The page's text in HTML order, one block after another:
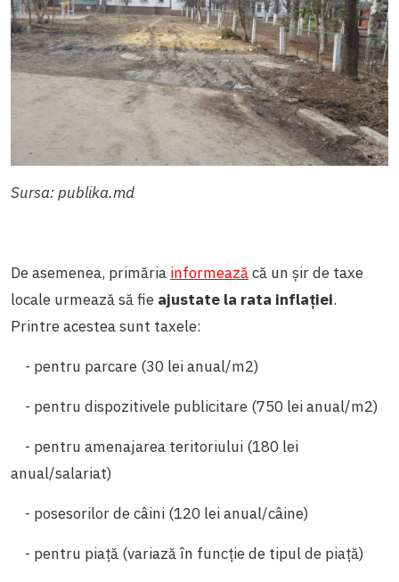
Sursa: publika.md
De asemenea, primăria informeazăcă un șir de taxe
locale urmează să fie ajustate la rata inflației.
Printre acestea sunt taxele:
- pentru parcare (30 lei anual/m2)
- pentru dispozitivele publicitare (750 lei anual/m2)
- pentru amenajarea teritoriului (180 lei
anual/salariat)
- posesorilor de câini (120 lei anual/câine)
- pentru piață (variază în funcție de tipul de piață)